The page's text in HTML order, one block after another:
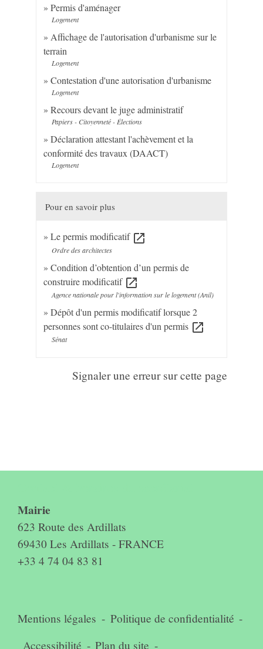
Permis d'aménager
Logement
Affichage de l'autorisation d'urbanisme sur le
terrain
Logement
Contestation d'une autorisation d'urbanisme
Logement
Recours devant le juge administratif
Papiers - Citoyenneté - Élections
Déclaration attestant l'achèvement et la
conformité des travaux (DAACT)
Logement
Pour en savoir plus
Le permis modificatif open_in_new
Ordre des architectes
Condition d’obtention d’un permis de
construire modificatif open_in_new
Agence nationale pour l'information sur le logement (Anil)
Dépôt d'un permis modificatif lorsque 2
personnes sont co-titulaires d'un permis open_in_new
Sénat
Signaler une erreur sur cette page
Mairie
623 Route des Ardillats
69430 Les Ardillats - FRANCE
+33 4 74 04 83 81
Mentions légales - Politique de confidentialité -
Accessibilité - Plan du site -